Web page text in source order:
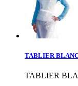
TABLIER
TABLIER